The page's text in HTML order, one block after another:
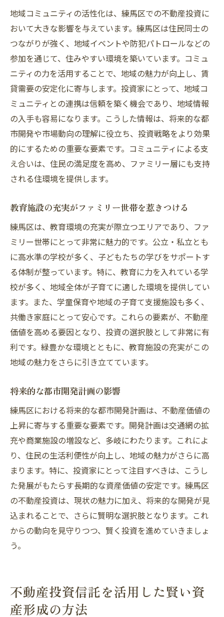
地域コミュニティの活性化は、練馬区での不動産投資に
おいて大きな影響を与えています。練馬区は住民同士の
つながりが強く、地域イベントや防犯パトロールなどの
参加を通じて、住みやすい環境を築いています。コミュ
ニティの力を活用することで、地域の魅力が向上し、賃
貸需要の安定化に寄与します。投資家にとって、地域コ
ミュニティとの連携は信頼を築く機会であり、地域情報
の入手も容易になります。こうした情報は、将来的な都
市開発や市場動向の理解に役立ち、投資戦略をより効果
的にするための重要な要素です。コミュニティによる支
え合いは、住民の満足度を高め、ファミリー層にも支持
される住環境を提供します。
教育施設の充実がファミリー世帯を惹きつける
練馬区は、教育環境の充実が際立つエリアであり、ファ
ミリー世帯にとって非常に魅力的です。公立・私立とも
に高水準の学校が多く、子どもたちの学びをサポートす
る体制が整っています。特に、教育に力を入れている学
校が多く、地域全体が子育てに適した環境を提供してい
ます。また、学童保育や地域の子育て支援施設も多く、
共働き家庭にとって安心です。これらの要素が、不動産
価値を高める要因となり、投資の選択肢として非常に有
利です。緑豊かな環境とともに、教育施設の充実がこの
地域の魅力をさらに引き立てています。
将来的な都市開発計画の影響
練馬区における将来的な都市開発計画は、不動産価値の
上昇に寄与する重要な要素です。開発計画は交通網の拡
充や商業施設の増設など、多岐にわたります。これによ
り、住民の生活利便性が向上し、地域の魅力がさらに高
まります。特に、投資家にとって注目すべきは、こうし
た発展がもたらす長期的な資産価値の安定です。練馬区
の不動産投資は、現状の魅力に加え、将来的な開発が見
込まれることで、さらに賢明な選択肢となります。これ
からの動向を見守りつつ、賢く投資を進めていきましょ
う。
不動産投資信託を活用した賢い資
産形成の方法